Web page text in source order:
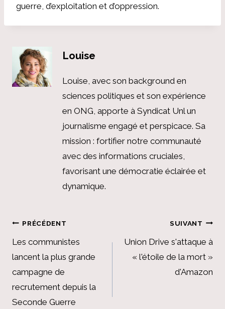
guerre, d’exploitation et d’oppression.
Louise
Louise, avec son background en
sciences politiques et son expérience
en ONG, apporte à Syndicat Unl un
journalisme engagé et perspicace. Sa
mission : fortifier notre communauté
avec des informations cruciales,
favorisant une démocratie éclairée et
dynamique.
Navigation
de
l’article
PRÉCÉDENT
Les communistes
lancent la plus grande
campagne de
recrutement depuis la
Seconde Guerre
SUIVANT
Union Drive s'attaque à
« l'étoile de la mort »
d'Amazon